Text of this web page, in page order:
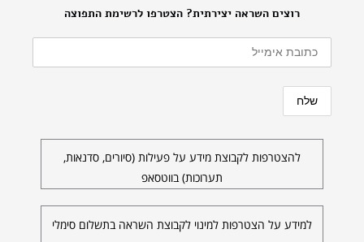
רוצים השראה יצירתית? הצטרפו לרשימת התפוצה
להצטרפות לקבוצת מידע על פעילות (סיורים, סדנאות,
תערוכות) בווטסאפ
למידע על הצטרפות למינוי לקבוצת השראה בתשלום סימלי